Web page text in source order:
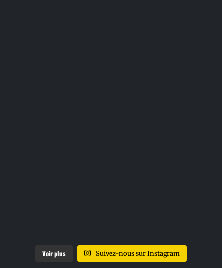
Voir plus Suivez-nous sur Instagram